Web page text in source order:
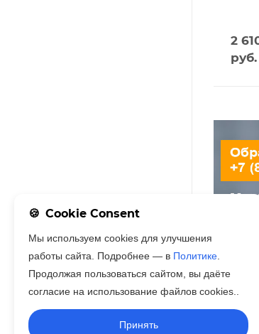
2
руб.
Cookie Consent
Мы используем cookies для улучшения
работы сайта. Подробнее — в Политике
Продолжая пользоваться сайтом, вы даёте
согласие на использование файлов cookies..
Принять